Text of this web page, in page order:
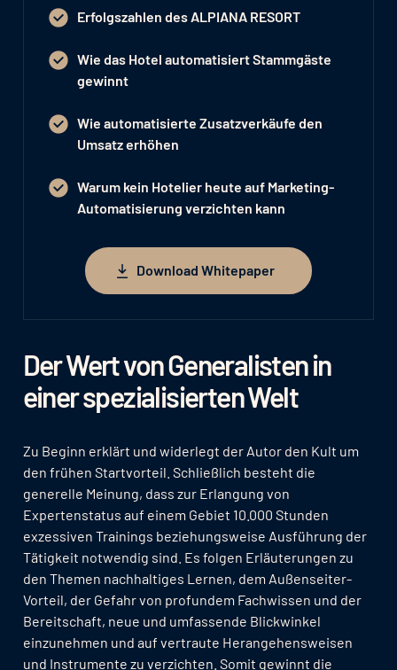
Der Wert von Generalisten in
einer spezialisierten Welt
Zu Beginn erklärt und widerlegt der Autor den Kult um
den frühen Startvorteil. Schließlich besteht die
generelle Meinung, dass zur Erlangung von
Expertenstatus auf einem Gebiet 10.000 Stunden
exzessiven Trainings beziehungsweise Ausführung der
Tätigkeit notwendig sind. Es folgen Erläuterungen zu
den Themen nachhaltiges Lernen, dem Außenseiter-
Vorteil, der Gefahr von profundem Fachwissen und der
Bereitschaft, neue und umfassende Blickwinkel
einzunehmen und auf vertraute Herangehensweisen
und Instrumente zu verzichten. Somit gewinnt die
Erfolgszahlen des ALPIANA RESORT
Wie das Hotel automatisiert Stammgäste
gewinnt
Wie automatisierte Zusatzverkäufe den
Umsatz erhöhen
Warum kein Hotelier heute auf Marketing-
Automatisierung verzichten kann
Download Whitepaper
Download Whitepaper